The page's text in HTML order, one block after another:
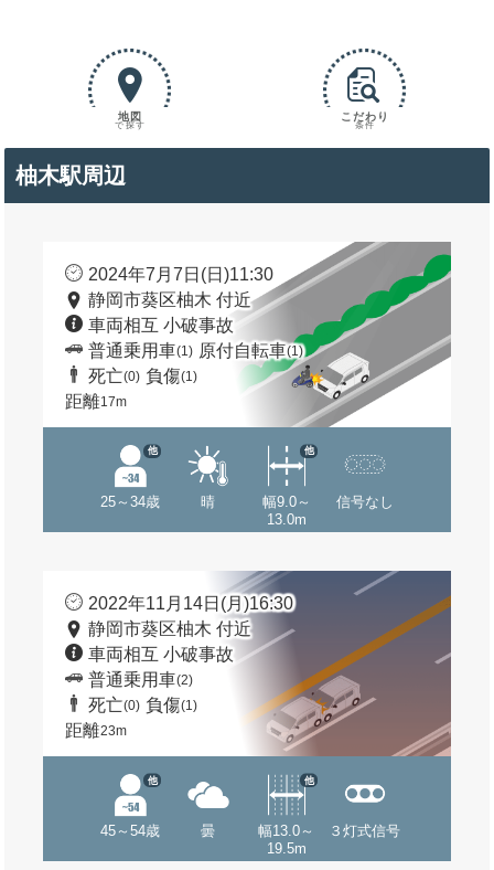
地図
で探す
こだわり
条件
柚木駅周辺
2024年7月7日(日)11:30
静岡市葵区柚木 付近
車両相互 小破事故
普通乗用車(1) 原付自転車(1)
死亡(0) 負傷(1)
距離17m
25～34歳
他
晴
幅9.0～
13.0m
他
信号なし
2022年11月14日(月)16:30
静岡市葵区柚木 付近
車両相互 小破事故
普通乗用車(2)
死亡(0) 負傷(1)
距離23m
45～54歳
他
曇
幅13.0～
19.5m
他
３灯式信号